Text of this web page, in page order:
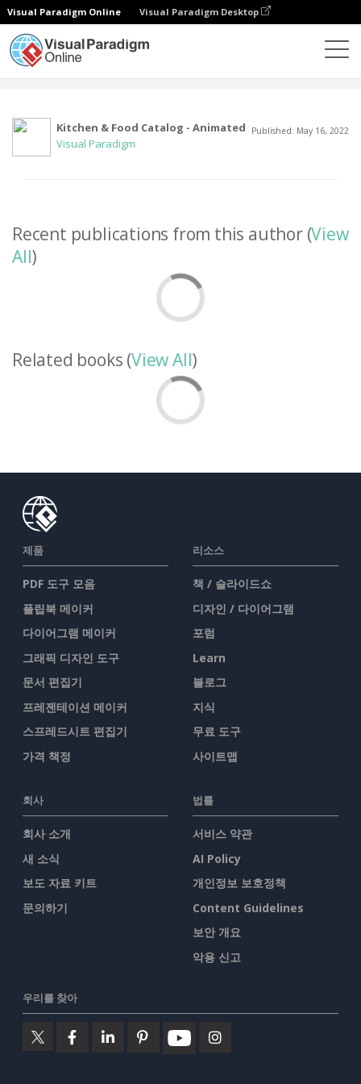
Visual Paradigm Online Visual Paradigm Desktop
Kitchen & Food Catalog - Animated
Visual Paradigm
Published: May 16, 2022
Recent publications from this author (View
All)
Related books (View All)
제품
PDF 도구 모음
플립북 메이커
다이어그램 메이커
그래픽 디자인 도구
문서 편집기
프레젠테이션 메이커
스프레드시트 편집기
가격 책정
리소스
책 / 슬라이드쇼
디자인 / 다이어그램
포럼
Learn
블로그
지식
무료 도구
사이트맵
회사
회사 소개
새 소식
보도 자료 키트
문의하기
법률
서비스 약관
AI Policy
개인정보 보호정책
Content Guidelines
보안 개요
악용 신고
우리를 찾아